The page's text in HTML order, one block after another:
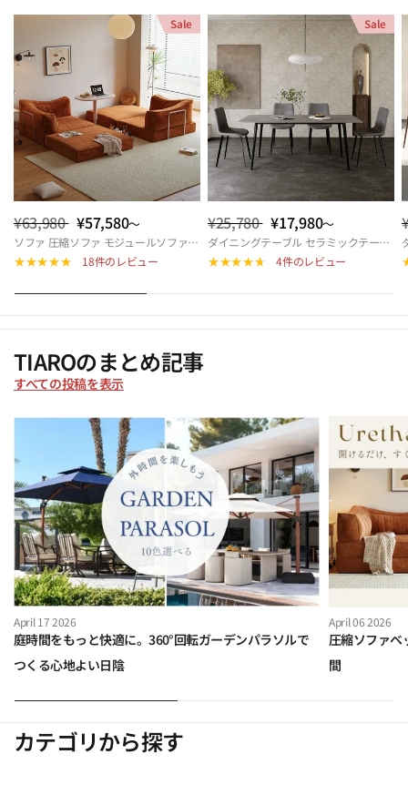
Sale
¥63,980 ¥57,580～
ソファ 圧縮ソファ モジュールソファ ソファベッド ダブル モジュール式ソファ 圧縮ソファーベッド 折りたたみソファベッド 来客対応 北欧 おしゃれ リビング 多機能 快適座面 hemw-5426
18件のレビュー
Sale
¥25,780 ¥17,980～
ダイニングテーブル セラミックテーブル 幅140cm 幅160cm 4人掛け 6人掛け 北欧風 モダン 長方形 食卓テーブル おしゃれ リビング カフェ風 ダイニングセット対応 9513-604hs
4件のレビュー
TIAROのまとめ記事
すべての投稿を表示
April 17 2026
庭時間をもっと快適に。360°回転ガーデンパラソルで
つくる心地よい日陰
April 06 2026
圧縮ソファベ
間
カテゴリから探す